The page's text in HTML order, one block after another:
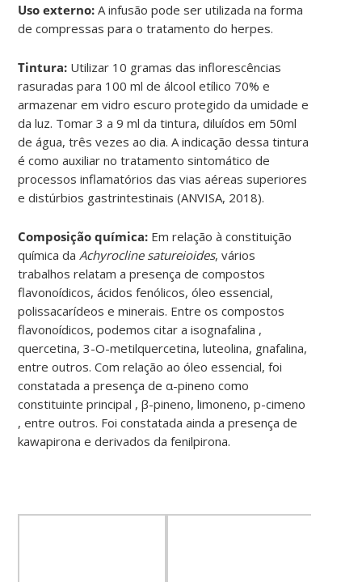
Uso externo: A infusão pode ser utilizada na forma
de compressas para o tratamento do herpes.
Tintura: Utilizar 10 gramas das inflorescências
rasuradas para 100 ml de álcool etílico 70% e
armazenar em vidro escuro protegido da umidade e
da luz. Tomar 3 a 9 ml da tintura, diluídos em 50ml
de água, três vezes ao dia. A indicação dessa tintura
é como auxiliar no tratamento sintomático de
processos inflamatórios das vias aéreas superiores
e distúrbios gastrintestinais (ANVISA, 2018).
Composição química: Em relação à constituição
química da Achyrocline satureioides, vários
trabalhos relatam a presença de compostos
flavonoídicos, ácidos fenólicos, óleo essencial,
polissacarídeos e minerais. Entre os compostos
flavonoídicos, podemos citar a isognafalina ,
quercetina, 3-O-metilquercetina, luteolina, gnafalina,
entre outros. Com relação ao óleo essencial, foi
constatada a presença de α-pineno como
constituinte principal , β-pineno, limoneno, p-cimeno
, entre outros. Foi constatada ainda a presença de
kawapirona e derivados da fenilpirona.